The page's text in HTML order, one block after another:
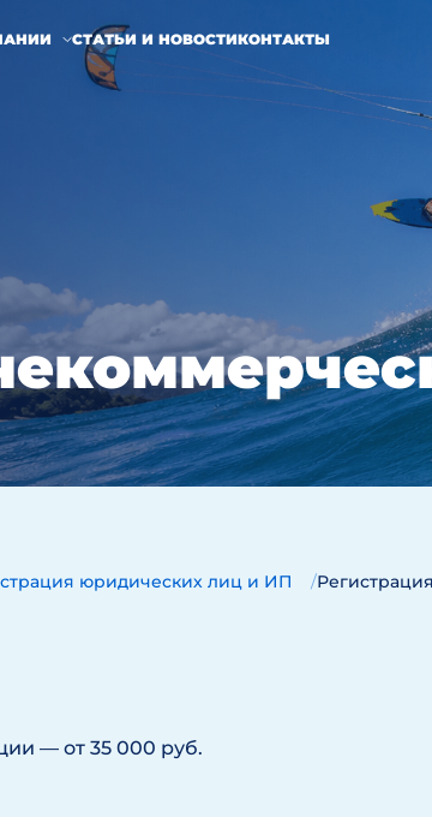
СТАТЬИ И НОВОСТИКОНТАКТЫ
юридических лиц и ИП
— от 35 000 руб.